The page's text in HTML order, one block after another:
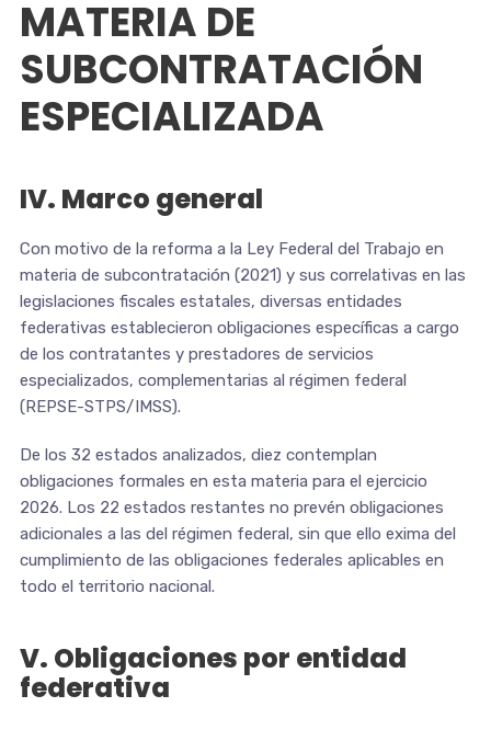
MATERIA DE
SUBCONTRATACIÓN
ESPECIALIZADA
IV. Marco general
Con motivo de la reforma a la Ley Federal del Trabajo en
materia de subcontratación (2021) y sus correlativas en las
legislaciones fiscales estatales, diversas entidades
federativas establecieron obligaciones específicas a cargo
de los contratantes y prestadores de servicios
especializados, complementarias al régimen federal
(REPSE-STPS/IMSS).
De los 32 estados analizados, diez contemplan
obligaciones formales en esta materia para el ejercicio
2026. Los 22 estados restantes no prevén obligaciones
adicionales a las del régimen federal, sin que ello exima del
cumplimiento de las obligaciones federales aplicables en
todo el territorio nacional.
V. Obligaciones por entidad
federativa